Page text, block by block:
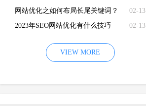
02-13
网站优化之如何布局长尾关键词？
02-13
2023年SEO网站优化有什么技巧
VIEW MORE